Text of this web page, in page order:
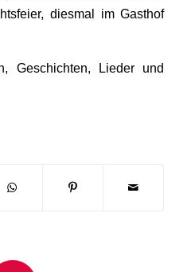
diesmal im Gasthof
Geschichten, Lieder und